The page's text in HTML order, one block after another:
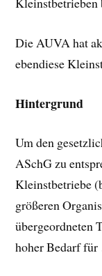
Die AUVA hat
ebendiese
Hintergrund
Um den
ASchG zu
Kleinstbetriebe
größeren
übergeordneten
hoher Bedarf